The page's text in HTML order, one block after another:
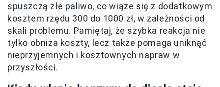
spuszczą złe paliwo, co wiąże się z dodatkowym
kosztem rzędu 300 do 1000 zł, w zależności od
skali problemu. Pamiętaj, że szybka reakcja nie
tylko obniża koszty, lecz także pomaga uniknąć
nieprzyjemnych i kosztownych napraw w
przyszłości.